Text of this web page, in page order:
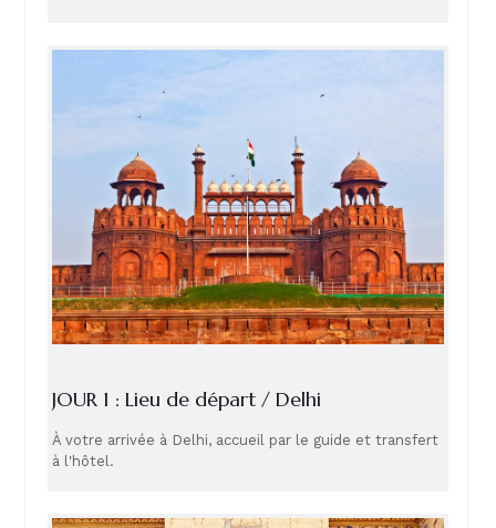
JOUR 1 : Lieu de départ / Delhi
À votre arrivée à Delhi, accueil par le guide et transfert
à l'hôtel.